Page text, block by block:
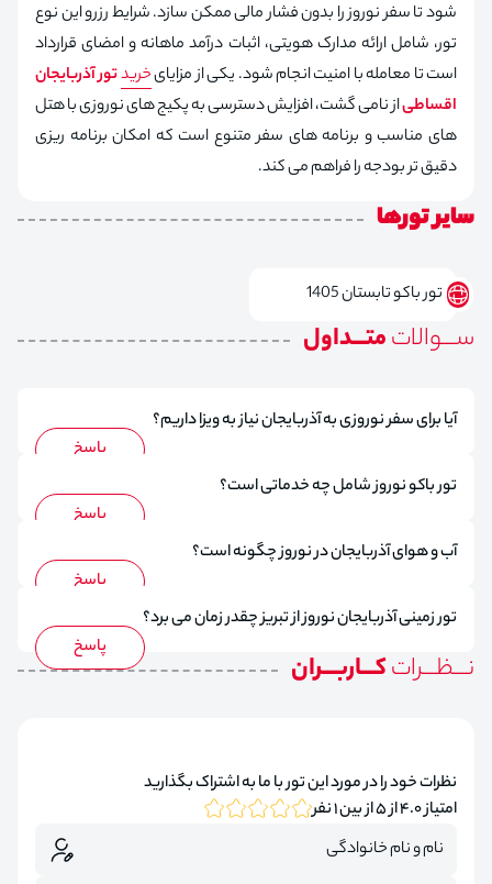
شود تا سفر نوروز را بدون فشار مالی ممکن سازد. شرایط رزرو این نوع
تور، شامل ارائه مدارک هویتی، اثبات درآمد ماهانه و امضای قرارداد
است تا معامله با امنیت انجام شود. یکی از مزایایخریدتور آذربایجان
اقساطیاز نامی‌ گشت، افزایش دسترسی به پکیج‌ های نوروزی با هتل‌
های مناسب و برنامه‌ های سفر متنوع است که امکان برنامه‌ ریزی
دقیق‌ تر بودجه را فراهم می‌ کند.
سایر تورها
تور باکو تابستان 1405
ســـوالاتمتـــداول
آیا برای سفر نوروزی به آذربایجان نیاز به ویزا داریم؟
تور باکو نوروز شامل چه خدماتی است؟
آب و هوای آذربایجان در نوروز چگونه است؟
تور زمینی آذربایجان نوروز از تبریز چقدر زمان می برد؟
نـــظـــراتکـــاربـــران
نظرات خود را در مورد این تور با ما به اشتراک بگذارید
امتیاز 4.0 از 5 از بین 1 نفر